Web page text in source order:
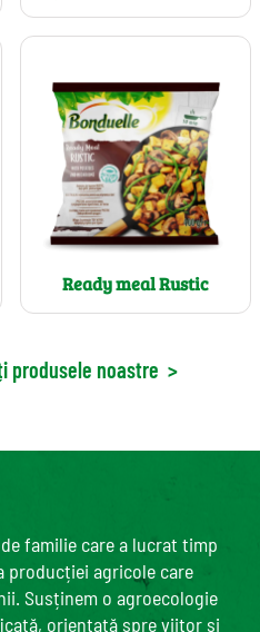
Ready meal Rustic
produsele noastre >
familie care a lucrat timp
producției agricole care
Susținem o agroecologie
orientată spre viitor și